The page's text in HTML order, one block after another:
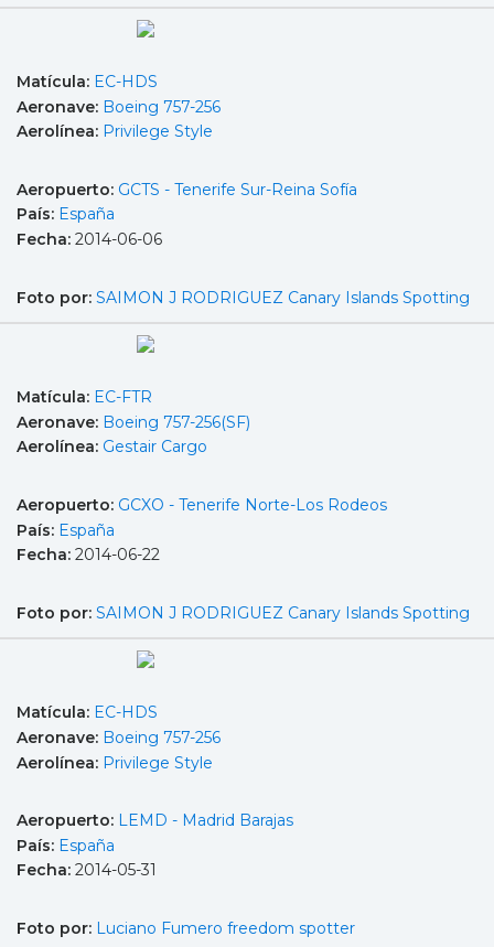
Matícula: EC-HDS
Aeronave: Boeing 757-256
Aerolínea: Privilege Style
Aeropuerto: GCTS - Tenerife Sur-Reina Sofía
País: España
Fecha: 2014-06-06
Foto por: SAIMON J RODRIGUEZ Canary Islands Spotting
Matícula: EC-FTR
Aeronave: Boeing 757-256(SF)
Aerolínea: Gestair Cargo
Aeropuerto: GCXO - Tenerife Norte-Los Rodeos
País: España
Fecha: 2014-06-22
Foto por: SAIMON J RODRIGUEZ Canary Islands Spotting
Matícula: EC-HDS
Aeronave: Boeing 757-256
Aerolínea: Privilege Style
Aeropuerto: LEMD - Madrid Barajas
País: España
Fecha: 2014-05-31
Foto por: Luciano Fumero freedom spotter